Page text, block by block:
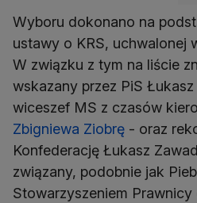
Wyboru dokonano na
ustawy o KRS, uchwalonej
W związku z tym na liście
wskazany przez PiS Łukasz
wiceszef MS z czasów
Zbigniewa Ziobrę - oraz
Konfederację Łukasz
związany, podobnie jak
Stowarzyszeniem Prawnicy